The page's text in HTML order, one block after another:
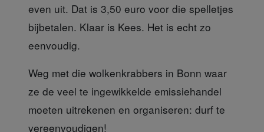
even uit. Dat is 3,50 euro voor die spelletjes
bijbetalen. Klaar is Kees. Het is echt zo
eenvoudig.
Weg met die wolkenkrabbers in Bonn waar
ze de veel te ingewikkelde emissiehandel
moeten uitrekenen en organiseren: durf te
vereenvoudigen!